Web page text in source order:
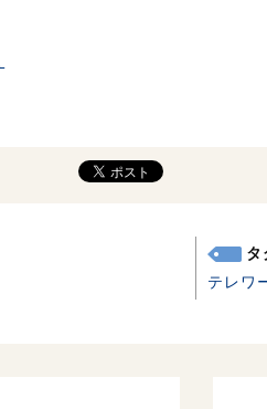
タ
テレワ